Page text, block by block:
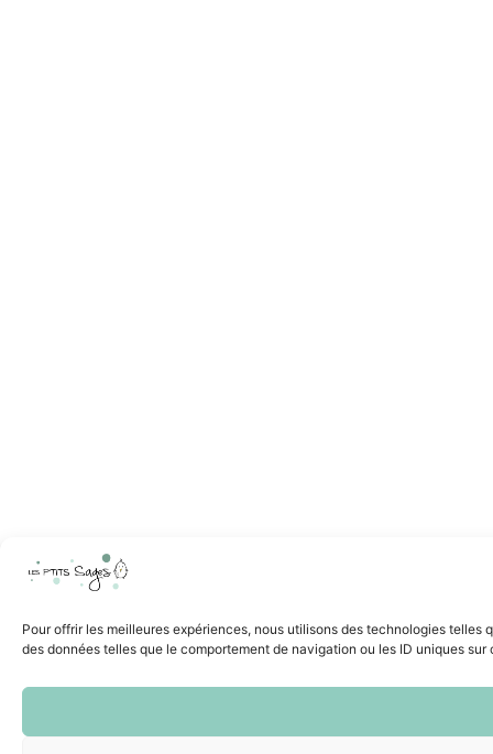
Pour offrir les meilleures expériences, nous utilisons des technologies
des données telles que le comportement de navigation ou les ID uniques